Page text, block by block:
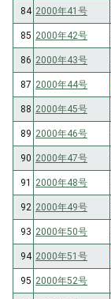
84 2000年41号
85 2000年42号
86 2000年43号
87 2000年44号
88 2000年45号
89 2000年46号
90 2000年47号
91 2000年48号
92 2000年49号
93 2000年50号
94 2000年51号
95 2000年52号